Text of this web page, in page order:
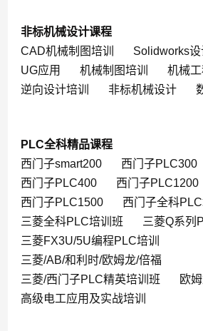
非标机械设计课程
CAD机械制图培训
Solidworks设
UG应用
机械制图培训
机械工
逆向设计培训
非标机械设计
PLC全科精品课程
西门子smart200
西门子PLC300
西门子PLC400
西门子PLC1200
西门子PLC1500
西门子全科PLC
三菱全科PLC培训班
三菱Q系列
三菱FX3U/5U编程PLC培训
三菱/AB/和利时/欧姆龙/倍福
三菱/西门子PLC精英培训班
欧
高级电工应用及实战培训